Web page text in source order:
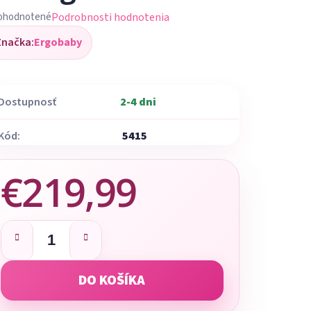
Podrobnosti hodnotenia
Ergobaby
2-4 dni
5415
€219,99
DO KOŠÍKA